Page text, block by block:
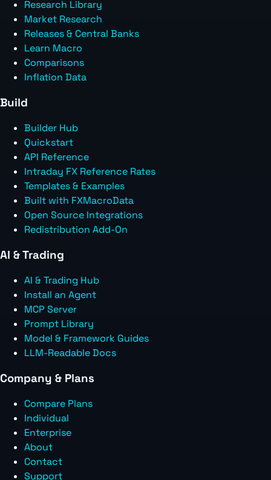
Research Library
Market Research
Releases & Central Banks
Learn Macro
Comparisons
Inflation Data
Build
Builder Hub
Quickstart
API Reference
Intraday FX Reference Rates
Templates & Examples
Built with FXMacroData
Open Source Integrations
Redistribution Add-On
AI & Trading
AI & Trading Hub
Install an Agent
MCP Server
Prompt Library
Model & Framework Guides
LLM-Readable Docs
Company & Plans
Compare Plans
Individual
Enterprise
About
Contact
Support